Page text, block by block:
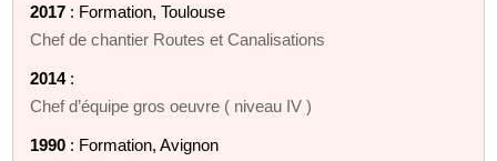
2017 : Formation, Toulouse
Chef de chantier Routes et Canalisations
2014:
Chef d’équipe gros oeuvre ( niveau IV )
1990 : Formation, Avignon